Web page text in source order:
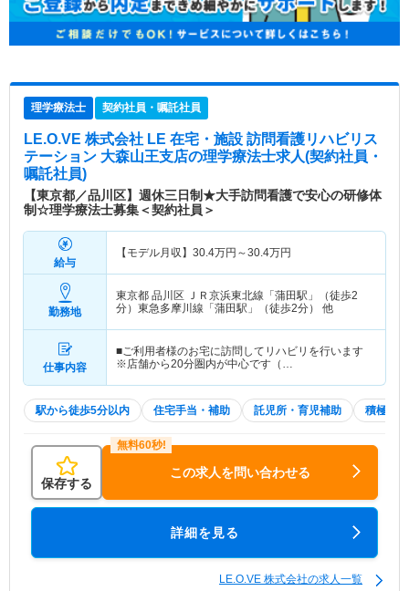
理学療法士 契約社員・嘱託社員
LE.O.VE 株式会社 LE 在宅・施設 訪問看護リハビリス
テーション 大森山王支店の理学療法士求人(契約社員・
嘱託社員)
【東京都／品川区】週休三日制★大手訪問看護で安心の研修体
制☆理学療法士募集＜契約社員＞
給与
【モデル月収】 30.4万円～30.4万円
勤務地
東京都 品川区 ＪＲ京浜東北線「蒲田駅」（徒歩2
分）東急多摩川線「蒲田駅」（徒歩2分） 他
仕事内容
■ご利用者様のお宅に訪問してリハビリを行います
※店舗から20分圏内が中心です（…
駅から徒歩5分以内 住宅手当・補助 託児所・育児補助 積極採
保存する
この求人を問い合わせる
詳細を見る
LE.O.VE 株式会社の求人一覧